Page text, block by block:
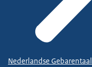
Nederlandse Gebarentaal